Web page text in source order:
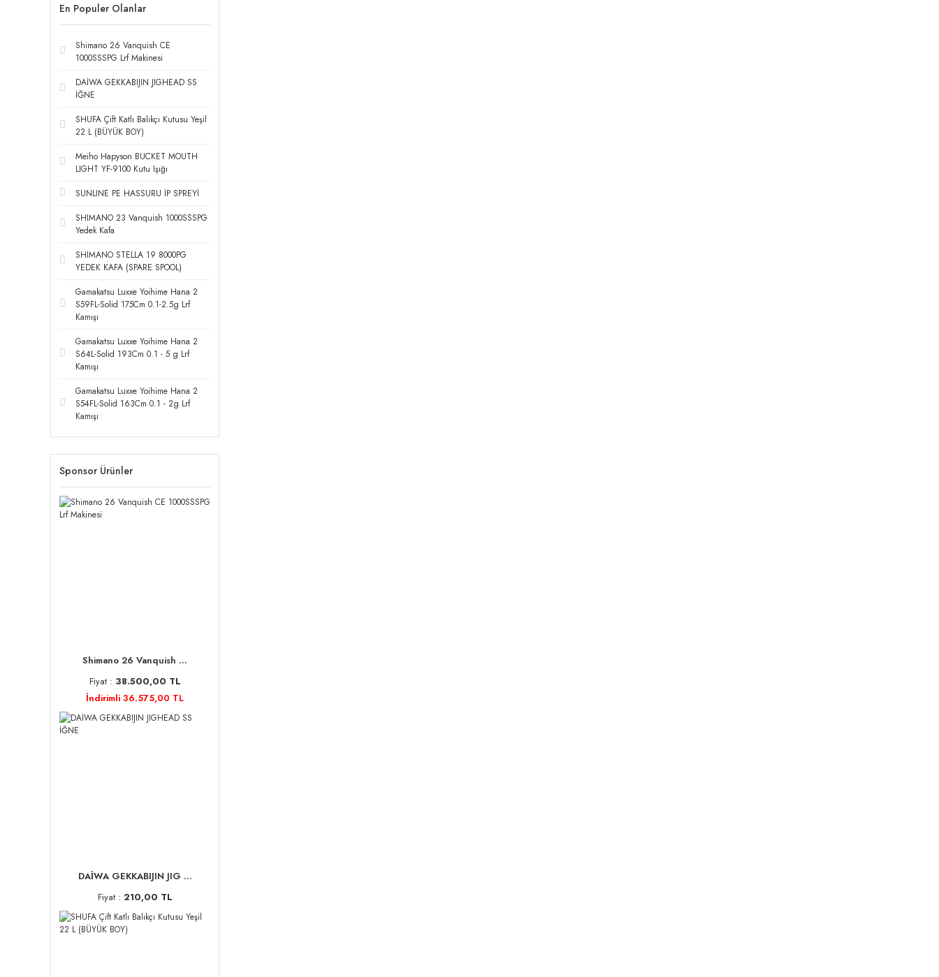
En Populer Olanlar
Shimano 26 Vanquish CE
1000SSSPG Lrf Makinesi
DAİWA GEKKABIJIN JIGHEAD SS
İĞNE
SHUFA Çift Katlı Balıkçı Kutusu Yeşil
22 L (BÜYÜK BOY)
Meiho Hapyson BUCKET MOUTH
LIGHT YF-9100 Kutu Işığı
SUNLINE PE HASSURU İP SPREYİ
SHIMANO 23 Vanquish 1000SSSPG
Yedek Kafa
SHIMANO STELLA 19 8000PG
YEDEK KAFA (SPARE SPOOL)
Gamakatsu Luxxe Yoihime Hana 2
S59FL-Solid 175Cm 0.1-2.5g Lrf
Kamışı
Gamakatsu Luxxe Yoihime Hana 2
S64L-Solid 193Cm 0.1 - 5 g Lrf
Kamışı
Gamakatsu Luxxe Yoihime Hana 2
S54FL-Solid 163Cm 0.1 - 2g Lrf
Kamışı
Sponsor Ürünler
Shimano 26 Vanquish ...
Fiyat : 38.500,00 TL
İndirimli 36.575,00 TL
DAİWA GEKKABIJIN JIG ...
Fiyat : 210,00 TL